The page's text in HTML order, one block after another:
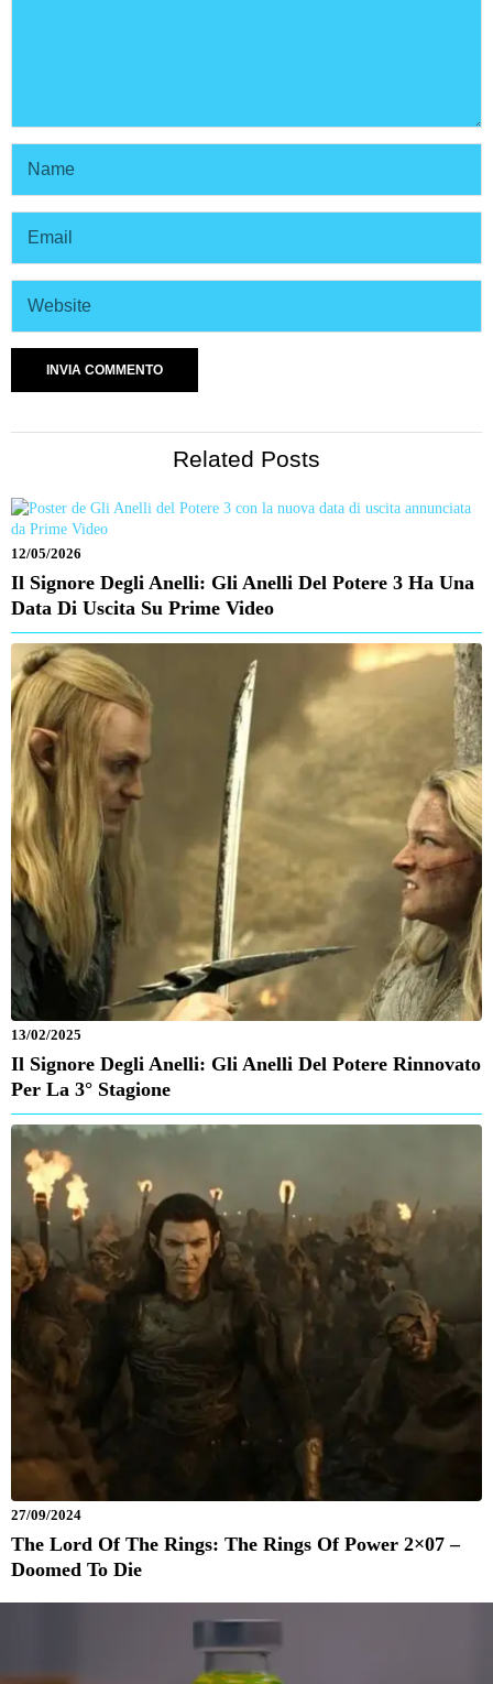
Related Posts
12/05/2026
Il Signore Degli Anelli: Gli Anelli Del Potere 3 Ha Una
Data Di Uscita Su Prime Video
13/02/2025
Il Signore Degli Anelli: Gli Anelli Del Potere Rinnovato
Per La 3° Stagione
27/09/2024
The Lord Of The Rings: The Rings Of Power 2×07 –
Doomed To Die